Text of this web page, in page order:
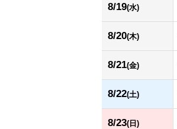
8/19(水)
8/20(木)
8/21(金)
8/22(土)
8/23(日)